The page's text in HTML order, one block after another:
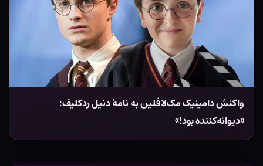
واکنش دامینیک مک‌لافلین به نامۀ دنیل ردکلیف:
«دیوانه‌کننده بود!»